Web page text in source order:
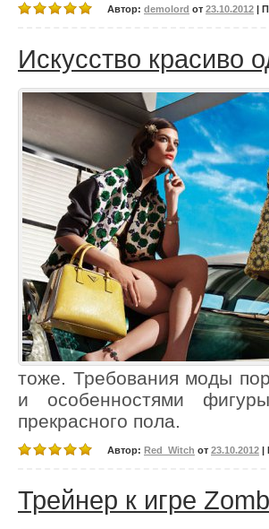
Автор: demolord от 23.10.2012 |
Искусство красиво
тоже. Требования моды
и особенностями
прекрасного пола.
Автор: Red_Witch от 23.10.2012 |
Трейнер к игре